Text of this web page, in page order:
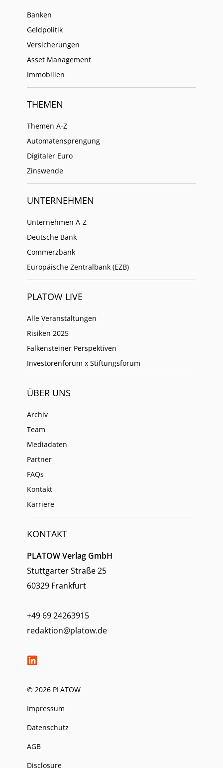
Banken
Geldpolitik
Versicherungen
Asset Management
Immobilien
THEMEN
Themen A-Z
Automatensprengung
Digitaler Euro
Zinswende
UNTERNEHMEN
Unternehmen A-Z
Deutsche Bank
Commerzbank
Europäische Zentralbank (EZB)
PLATOW LIVE
Alle Veranstaltungen
Risiken 2025
Falkensteiner Perspektiven
Investorenforum x Stiftungsforum
ÜBER UNS
Archiv
Team
Mediadaten
Partner
FAQs
Kontakt
Karriere
KONTAKT
PLATOW Verlag GmbH
Stuttgarter Straße 25
60329 Frankfurt
+49 69 24263915
redaktion@platow.de
© 2026 PLATOW
Impressum
Datenschutz
AGB
Disclosure